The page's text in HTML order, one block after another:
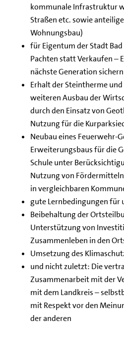
kommunale Infrastruktur
Straßen etc. sowie
Wohnungsbau)
für Eigentum der Stadt
Pachten statt Verkaufen –
nächste Generation sichern
Erhalt der Steintherme
weiteren Ausbau der
durch den Einsatz von
Nutzung für die
Neubau eines Feuerwehr-
Erweiterungsbaus für die
Schule unter
Nutzung von
in vergleichbaren
gute Lernbedingungen für
Beibehaltung der
Unterstützung von
Zusammenleben in den
Umsetzung des
und nicht zuletzt: Die
Zusammenarbeit mit der
mit dem Landkreis –
mit Respekt vor den
der anderen